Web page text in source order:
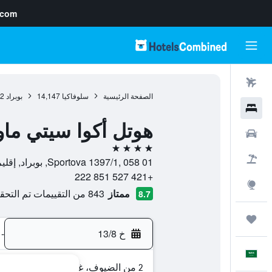
الصفحة الرئيسية سلوفاكيا 14,147 بوبراد
هوتل أكوا سيتي
4 نجوم
Sportova 1397/1, 058 01, بوبراد, إقليم بريشوف, سلوفاكيا
+421 527 851 222
8.7 ممتاز 843 من التقييمات تم التحقق منها
خ 13/8 -
2 من الضيوف، غرفة واحدة